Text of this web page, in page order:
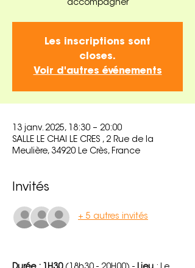
accompagner
Les inscriptions sont
closes.
Voir d'autres événements
13 janv. 2025, 18:30 – 20:00
SALLE LE CHAI LE CRES , 2 Rue de la
Meulière, 34920 Le Crès, France
Invités
+ 5 autres invités